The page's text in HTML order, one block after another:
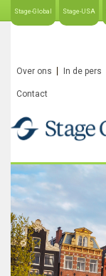
Stage-Global Stage-USA
Over ons In de pers
Contact